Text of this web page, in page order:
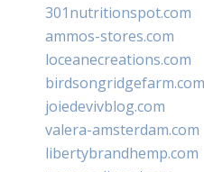
301nutritionspot.com
ammos-stores.com
loceanecreations.com
birdsongridgefarm.com
joiedevivblog.com
valera-amsterdam.com
libertybrandhemp.com